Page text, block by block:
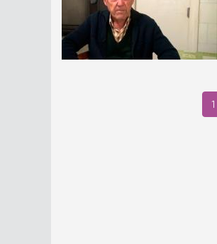
1